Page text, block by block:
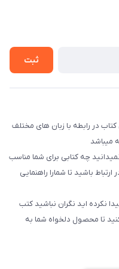
ثبت
کتاب با بیش از 500000 عنوان کتاب در رابطه با زبان های مختلف
میباشد
چه کتابی برای شما مناسب
باشید تا شما‌را راهنمایی
نکرده اید نگران نباشید کتب
تا محصول دلخواه شما به